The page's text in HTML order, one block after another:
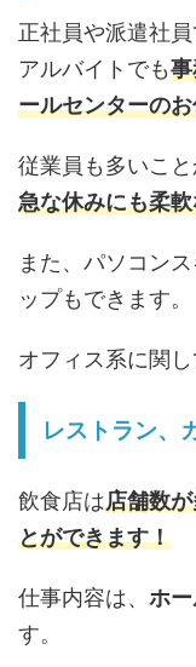
正社員や派遣社
アルバイトでも
ールセンターの
従業員も多いこと
急な休みにも柔
また、パソコン
ップもできます。
オフィス系に関
レストラン、
飲食店は店舗数
とができます！
仕事内容は、 ホ
す。